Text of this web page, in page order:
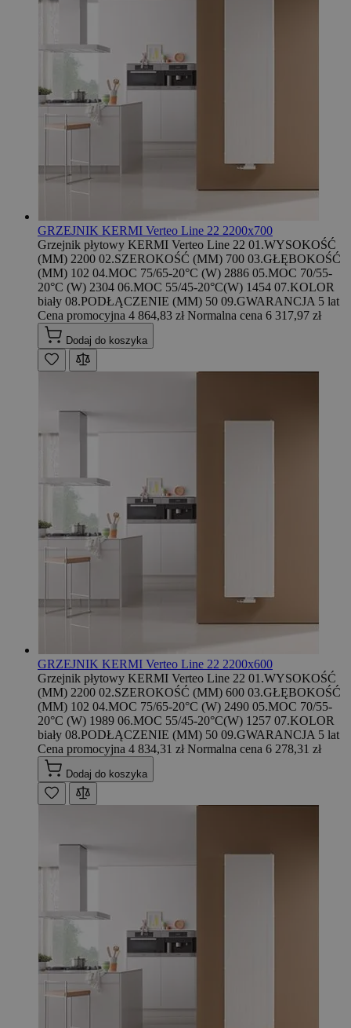
GRZEJNIK KERMI Verteo Line 22 2200x700
Grzejnik płytowy KERMI Verteo Line 22 01.WYSOKOŚĆ
(MM) 2200 02.SZEROKOŚĆ (MM) 700 03.GŁĘBOKOŚĆ
(MM) 102 04.MOC 75/65-20°C (W) 2886 05.MOC 70/55-
20°C (W) 2304 06.MOC 55/45-20°C(W) 1454 07.KOLOR
biały 08.PODŁĄCZENIE (MM) 50 09.GWARANCJA 5 lat
Cena promocyjna 4 864,83 zł Normalna cena 6 317,97 zł
Dodaj do koszyka
GRZEJNIK KERMI Verteo Line 22 2200x600
Grzejnik płytowy KERMI Verteo Line 22 01.WYSOKOŚĆ
(MM) 2200 02.SZEROKOŚĆ (MM) 600 03.GŁĘBOKOŚĆ
(MM) 102 04.MOC 75/65-20°C (W) 2490 05.MOC 70/55-
20°C (W) 1989 06.MOC 55/45-20°C(W) 1257 07.KOLOR
biały 08.PODŁĄCZENIE (MM) 50 09.GWARANCJA 5 lat
Cena promocyjna 4 834,31 zł Normalna cena 6 278,31 zł
Dodaj do koszyka